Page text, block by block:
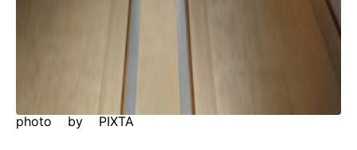
photo by PIXTA